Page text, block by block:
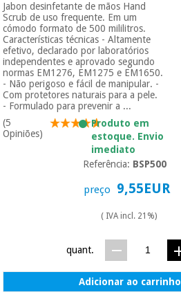
Jabon desinfetante de mãos Hand
Scrub de uso frequente. Em um
cómodo formato de 500 mililitros.
Características técnicas - Altamente
efetivo, declarado por laboratórios
independentes e aprovado segundo
normas EM1276, EM1275 e EM1650.
- Não perigoso e fácil de manipular. -
Com protetores naturais para a pele.
- Formulado para prevenir a ...
(5
Opiniões)
Produto em
estoque. Envio
imediato
Referência: BSP500
preço 9,55EUR
( IVA incl. 21%)
quant.
Adicionar ao carrinho